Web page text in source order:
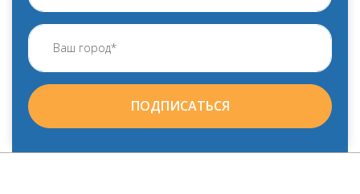
ПОДПИСАТЬСЯ